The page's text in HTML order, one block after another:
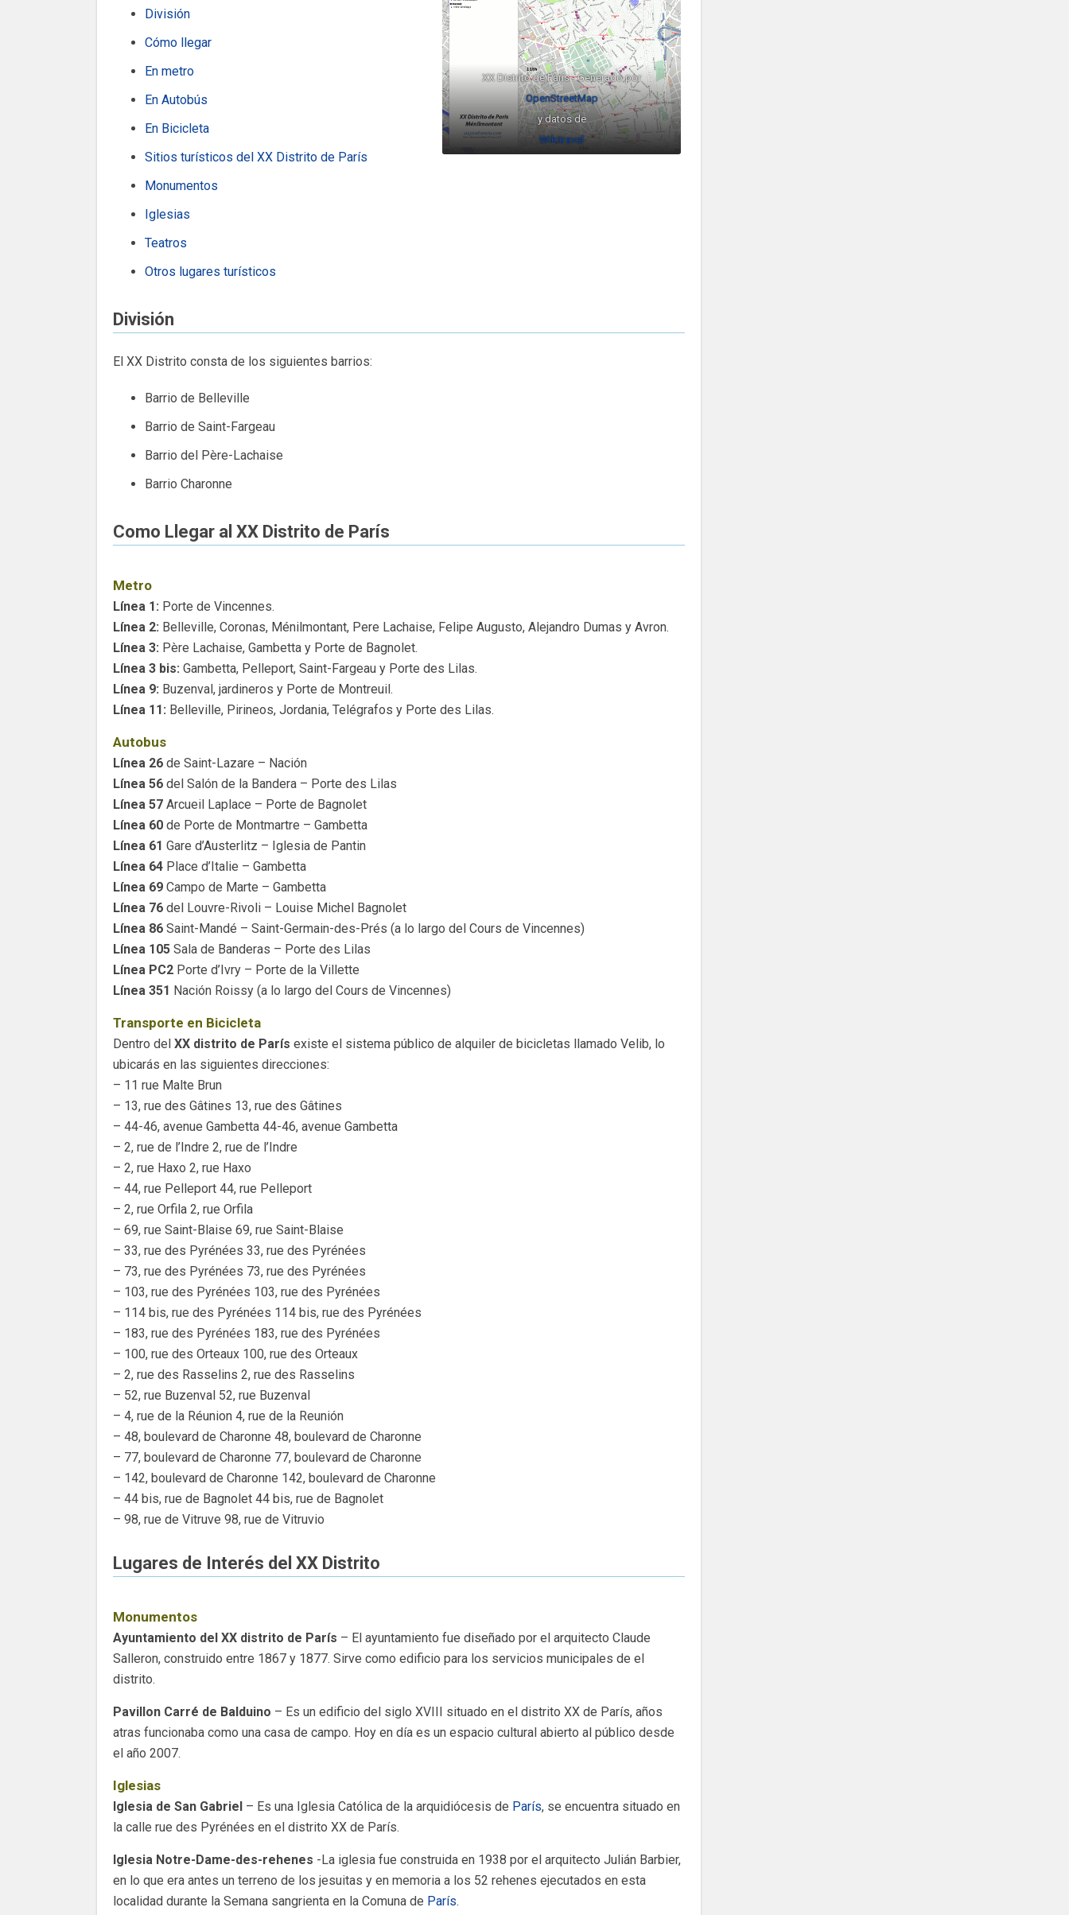
XX Distrito de París - Generado por
OpenStreetMap
y datos de
Wikitravel
División
Cómo llegar
En metro
En Autobús
En Bicicleta
Sitios turísticos del XX Distrito de París
Monumentos
Iglesias
Teatros
Otros lugares turísticos
División
El XX Distrito consta de los siguientes barrios:
Barrio de Belleville
Barrio de Saint-Fargeau
Barrio del Père-Lachaise
Barrio Charonne
Como Llegar al XX Distrito de París
Metro
Línea 1: Porte de Vincennes.
Línea 2: Belleville, Coronas, Ménilmontant, Pere Lachaise, Felipe Augusto, Alejandro Dumas y Avron.
Línea 3: Père Lachaise, Gambetta y Porte de Bagnolet.
Línea 3 bis: Gambetta, Pelleport, Saint-Fargeau y Porte des Lilas.
Línea 9: Buzenval, jardineros y Porte de Montreuil.
Línea 11: Belleville, Pirineos, Jordania, Telégrafos y Porte des Lilas.
Autobus
Línea 26 de Saint-Lazare – Nación
Línea 56 del Salón de la Bandera – Porte des Lilas
Línea 57 Arcueil Laplace – Porte de Bagnolet
Línea 60 de Porte de Montmartre – Gambetta
Línea 61 Gare d’Austerlitz – Iglesia de Pantin
Línea 64 Place d’Italie – Gambetta
Línea 69 Campo de Marte – Gambetta
Línea 76 del Louvre-Rivoli – Louise Michel Bagnolet
Línea 86 Saint-Mandé – Saint-Germain-des-Prés (a lo largo del Cours de Vincennes)
Línea 105 Sala de Banderas – Porte des Lilas
Línea PC2 Porte d’Ivry – Porte de la Villette
Línea 351 Nación Roissy (a lo largo del Cours de Vincennes)
Transporte en Bicicleta
Dentro del XX distrito de París existe el sistema público de alquiler de bicicletas llamado Velib, lo
ubicarás en las siguientes direcciones:
– 11 rue Malte Brun
– 13, rue des Gâtines 13, rue des Gâtines
– 44-46, avenue Gambetta 44-46, avenue Gambetta
– 2, rue de l’Indre 2, rue de l’Indre
– 2, rue Haxo 2, rue Haxo
– 44, rue Pelleport 44, rue Pelleport
– 2, rue Orfila 2, rue Orfila
– 69, rue Saint-Blaise 69, rue Saint-Blaise
– 33, rue des Pyrénées 33, rue des Pyrénées
– 73, rue des Pyrénées 73, rue des Pyrénées
– 103, rue des Pyrénées 103, rue des Pyrénées
– 114 bis, rue des Pyrénées 114 bis, rue des Pyrénées
– 183, rue des Pyrénées 183, rue des Pyrénées
– 100, rue des Orteaux 100, rue des Orteaux
– 2, rue des Rasselins 2, rue des Rasselins
– 52, rue Buzenval 52, rue Buzenval
– 4, rue de la Réunion 4, rue de la Reunión
– 48, boulevard de Charonne 48, boulevard de Charonne
– 77, boulevard de Charonne 77, boulevard de Charonne
– 142, boulevard de Charonne 142, boulevard de Charonne
– 44 bis, rue de Bagnolet 44 bis, rue de Bagnolet
– 98, rue de Vitruve 98, rue de Vitruvio
Lugares de Interés del XX Distrito
Monumentos
Ayuntamiento del XX distrito de París – El ayuntamiento fue diseñado por el arquitecto Claude
Salleron, construido entre 1867 y 1877. Sirve como edificio para los servicios municipales de el
distrito.
Pavillon Carré de Balduino – Es un edificio del siglo XVIII situado en el distrito XX de París, años
atras funcionaba como una casa de campo. Hoy en día es un espacio cultural abierto al público desde
el año 2007.
Iglesias
Iglesia de San Gabriel – Es una Iglesia Católica de la arquidiócesis de París, se encuentra situado en
la calle rue des Pyrénées en el distrito XX de París.
Iglesia Notre-Dame-des-rehenes -La iglesia fue construida en 1938 por el arquitecto Julián Barbier,
en lo que era antes un terreno de los jesuitas y en memoria a los 52 rehenes ejecutados en esta
localidad durante la Semana sangrienta en la Comuna de París.